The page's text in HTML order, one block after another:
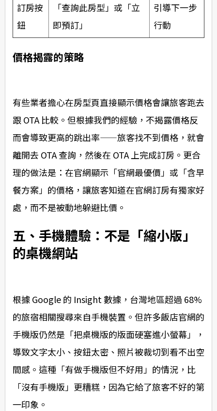
訂房按
鈕
「查詢此房型」或「立
即預訂」
引導下一步
行動
價格揭露的策略
有些業者擔心在房型頁直接顯示價格會讓旅客跑去
跟 OTA 比較。但根據我們的經驗，不揭露價格反
而會導致更高的跳出率——旅客找不到價格，就會
離開去 OTA 查詢，然後在 OTA 上完成訂房。更合
理的做法是：在官網顯示「官網最優價」或「含早
餐方案」的價格，讓旅客知道在官網訂房有獨家好
處，而不是被動地躲避比價。
五、手機體驗：不是「縮小版」
的桌機網站
根據 Google 的 Insight 數據，台灣地區超過 68%
的旅宿相關搜尋來自手機裝置。但許多飯店官網的
手機版仍然是「把桌機版的版面硬塞進小螢幕」，
導致文字太小、按鈕太密、照片被裁切到看不出空
間感。這種「有做手機版但不好用」的情況，比
「沒有手機版」更糟糕，因為它給了旅客不好的第
一印象。